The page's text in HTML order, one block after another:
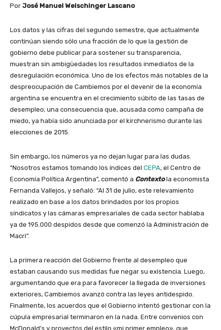
Por José Manuel Welschinger Lascano
Los datos y las cifras del segundo semestre, que actualmente
continúan siendo sólo una fracción de lo que la gestión de
gobierno debe publicar para sostener su transparencia,
muestran sin ambigüedades los resultados inmediatos de la
desregulación económica. Uno de los efectos más notables de la
despreocupación de Cambiemos por el devenir de la economía
argentina se encuentra en el crecimiento súbito de las tasas de
desempleo; una consecuencia que, acusada como campaña de
miedo, ya había sido anunciada por el kirchnerismo durante las
elecciones de 2015.
Sin embargo, los números ya no dejan lugar para las dudas.
“Nosotros estamos tomando los índices del CEPA, el Centro de
Economía Política Argentina”, comentó a Contextola economista
Fernanda Vallejos, y señaló: “Al 31 de julio, este relevamiento
realizado en base a los datos brindados por los propios
sindicatos y las cámaras empresariales de cada sector hablaba
ya de 195.000 despidos desde que comenzó la Administración de
Macri”.
La primera reacción del Gobierno frente al desempleo que
estaban causando sus medidas fue negar su existencia. Luego,
argumentando que era para favorecer la llegada de inversiones
exteriores, Cambiemos avanzó contra las leyes antidespido.
Finalmente, los acuerdos que el Gobierno intentó gestionar con la
cúpula empresarial terminaron en la nada. Entre convenios con
McDonald’s y proyectos del estilo «mi primer empleo», que